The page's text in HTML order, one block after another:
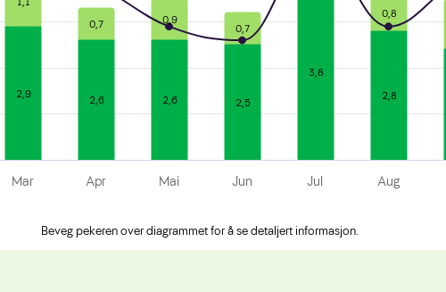
0,7
0,9
0,7
0,8
2,9 2,6 2,6 2,5
3,8
2,8
Mar Apr Mai Jun Jul Aug
Beveg pekeren over diagrammet for å se detaljert informasjon.